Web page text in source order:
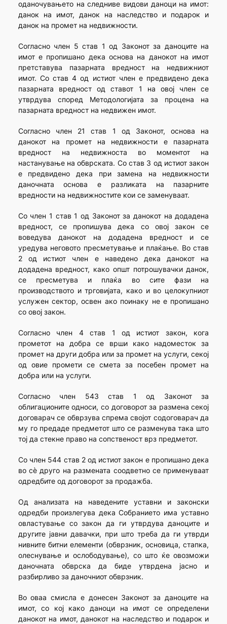
оданочувањето на следниве видови даноци на имот:
данок на имот, данок на наследство и подарок и
данок на промет на недвижности.
Согласно член 5 став 1 од Законот за даноците на
имот е пропишано дека основа на данокот на имот
претставува пазарната вредност на недвижниот
имот. Со став 4 од истиот член е предвидено дека
пазарната вредност од ставот 1 на овој член се
утврдува според Методологијата за процена на
пазарната вредност на недвижен имот.
Согласно член 21 став 1 од Законот, основа на
данокот на промет на недвижности е пазарната
вредност на недвижноста во моментот на
настанување на обврската. Со став 3 од истиот закон
е предвидено дека при замена на недвижности
даночната основа е разликата на пазарните
вредности на недвижностите кои се заменуваат.
Со член 1 став 1 од Законот за данокот на додадена
вредност, се пропишува дека сo овој закон се
воведува данокот на додадена вредност и се
уредува неговото пресметување и плаќање. Во став
2 од истиот член е наведено дека данокот на
додадена вредност, како општ потрошувачки данок,
се пресметува и плаќа во сите фази на
производството и трговијата, како и во целокупниот
услужен сектор, освен ако поинаку не е пропишано
со овој закон.
Согласно член 4 став 1 од истиот закон, кога
прометот на добра се врши како надоместок за
промет на други добра или за промет на услуги, секој
од овие промети се смета за посебен промет на
добра или на услуги.
Согласно член 543 став 1 од Законот за
облигационите односи, со договорот за размена секој
договарач се обврзува спрема својот содоговарач да
му го предаде предметот што се разменува така што
тој да стекне право на сопственост врз предметот.
Со член 544 став 2 од истиот закон е пропишано дека
во сè друго на размената соодветно се применуваат
одредбите од договорот за продажба.
Од анализата на наведените уставни и законски
одредби произлегува дека Собранието има уставно
овластување со закон да ги утврдува даноците и
другите јавни давачки, при што треба да ги утврди
нивните битни елементи (обврзник, основица, стапка,
олеснување и ослободување), со што ќе овозможи
даночната обврска да биде утврдена јасно и
разбирливо за даночниот обврзник.
Во оваа смисла е донесен Законот за даноците на
имот, со кој како даноци на имот се определени
данокот на имот, данокот на наследство и подарок и